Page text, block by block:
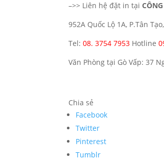
–>> Liên hệ đặt in tại
952A Quốc Lộ 1A, P.Tân
Tel:08. 3754 7953 Hotline
Văn Phòng tại Gò Vấp: 37
Chia sẻ
Facebook
Twitter
Pinterest
Tumblr